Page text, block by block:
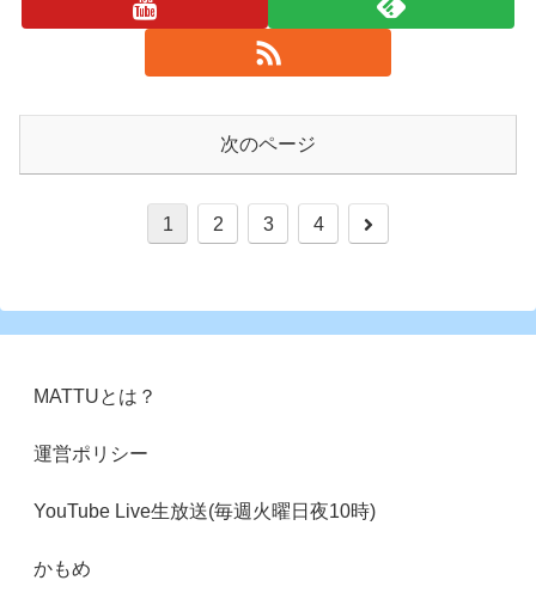
次のページ
1 2 3 4
次
MATTUとは？
運営ポリシー
YouTube Live生放送(毎週火曜日夜10時)
かもめ